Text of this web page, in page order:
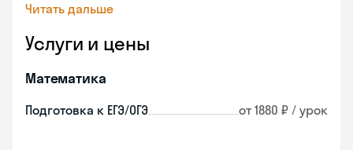
Читать дальше
Услуги и цены
Математика
Подготовка к ЕГЭ/ОГЭ от 1880 ₽ / урок